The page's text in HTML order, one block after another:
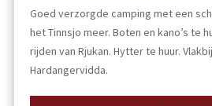
Goed verzorgde camping met een
het Tinnsjo meer. Boten en kano’s te
rijden van Rjukan. Hytter te huur.
Hardangervidda.